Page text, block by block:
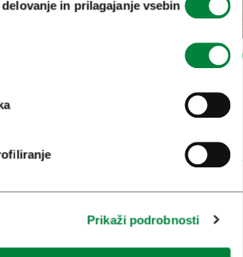
in prilagajanje vsebin
Prikaži podrobnosti
29
5.1 KM